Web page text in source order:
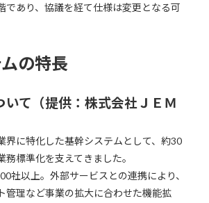
であり、協議を経て仕様は変更となる可
の特長
いて（提供：株式会社ＪＥＭ
に特化した基幹システムとして、約30
標準化を支えてきました。
社以上。外部サービスとの連携により、
管理など事業の拡大に合わせた機能拡